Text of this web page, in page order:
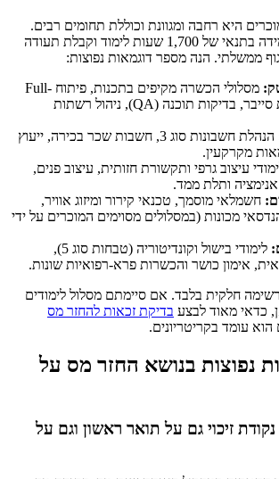
היא רחבה ומגוונת וכוללת תחומים רבים.
המפתח הוא תמיד עמידה בתנאי של 1,700 שעות לימוד וקבלת תעודה
ממשלתי. הנה מספר דוגמאות נפוצות:
מסלולי הכשרה מקיפים בתכנות, פיתוח Full-
Stack, אבטחת סייבר, בדיקות תוכנה (QA), ניהול רשתות
הנהלת חשבונות סוג 3, חשבות שכר בכירה, ייעוץ
מקרקעין.
עיצוב גרפי ותקשורת חזותית, עיצוב פנים,
ותלת ממד.
חשמלאי מוסמך, טכנאי קירור ומיזוג אוויר,
מכונות (במסלולים מסוימים המוכרים על ידי
לימודי בישול וקונדיטוריה (טבחות סוג 5),
אימון כושר והכשרות פרא-רפואיות שונות.
רשימה חלקית בלבד. אם סיימתם מסלול לימודים
כדאי מאוד לבצע בדיקת זכאות להחזר מס
עומד בקריטריונים.
נפוצות בנושא החזר מס על
זיכוי גם על תואר ראשון וגם על